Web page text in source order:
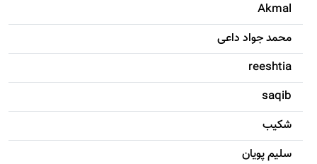
Akmal
محمد جواد داعی
reeshtia
saqib
شکيب
سليم پویان